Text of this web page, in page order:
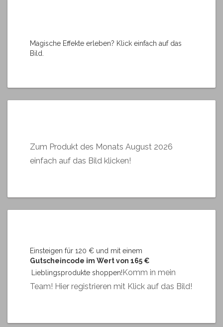
Magische Effekte erleben? Klick einfach auf das
Bild.
Zum Produkt des Monats August 2026
einfach auf das Bild klicken!
Einsteigen für 120 € und mit einem
Gutscheincode im Wert von 165 €
Lieblingsprodukte shoppen! Komm in mein
Team! Hier registrieren mit Klick auf das Bild!